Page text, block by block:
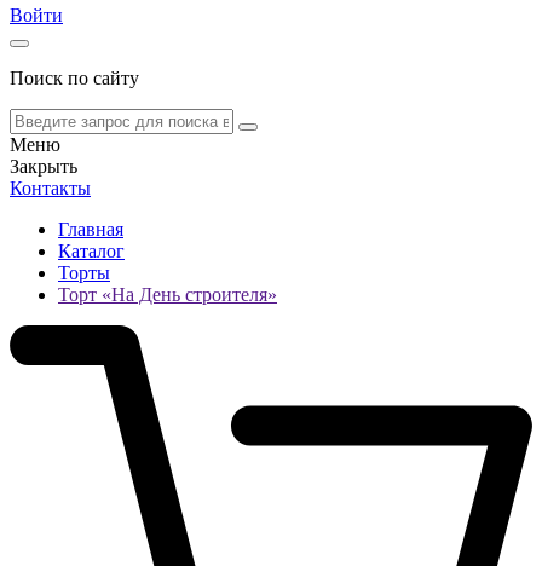
Войти
Поиск по сайту
Меню
Закрыть
Контакты
Главная
Каталог
Торты
Торт «На День строителя»